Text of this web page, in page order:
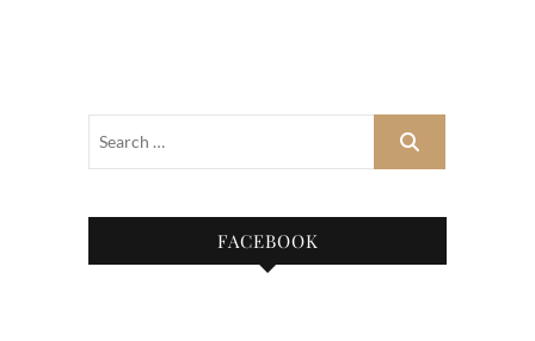
FACEBOOK